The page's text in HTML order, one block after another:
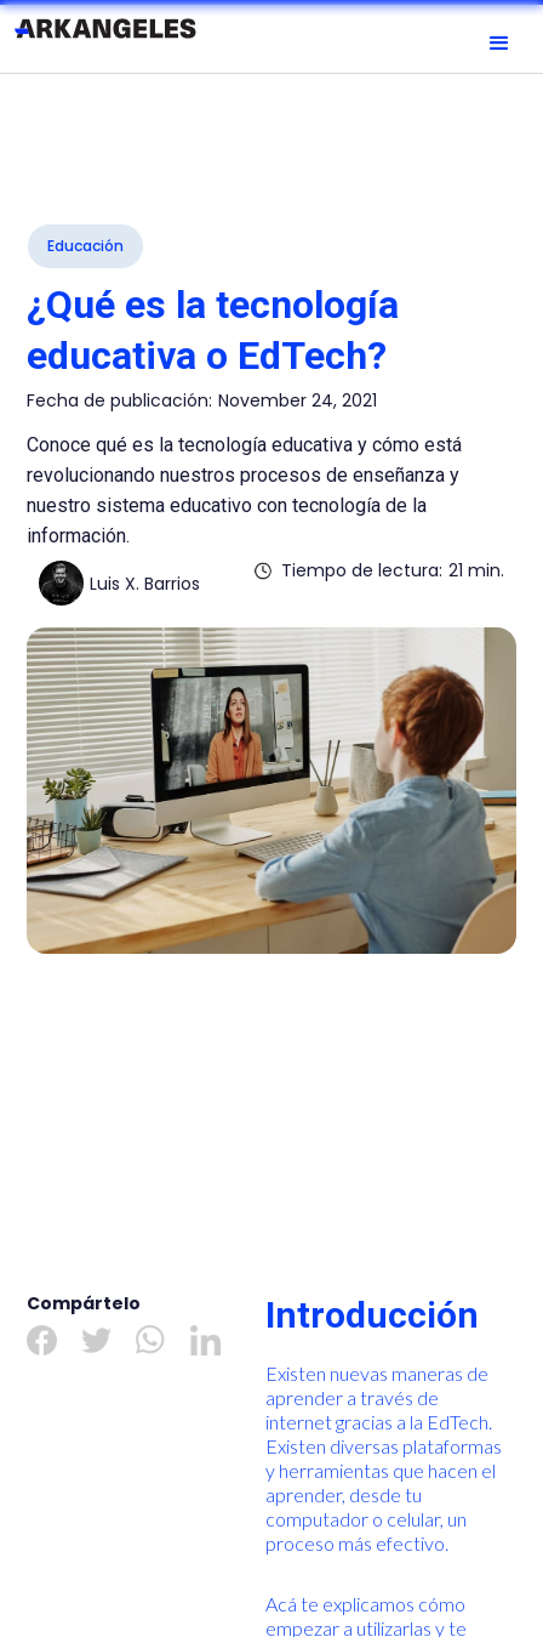
Educación
¿Qué es la tecnología
educativa o EdTech?
Fecha de publicación: November 24, 2021
Conoce qué es la tecnología educativa y cómo está
revolucionando nuestros procesos de enseñanza y
nuestro sistema educativo con tecnología de la
información.
Luis X. Barrios
Tiempo de lectura: 21 min.
Compártelo Introducción
Existen nuevas maneras de
aprender a través de
internet gracias a la EdTech.
Existen diversas plataformas
y herramientas que hacen el
aprender, desde tu
computador o celular, un
proceso más efectivo.
Acá te explicamos cómo
empezar a utilizarlas y te